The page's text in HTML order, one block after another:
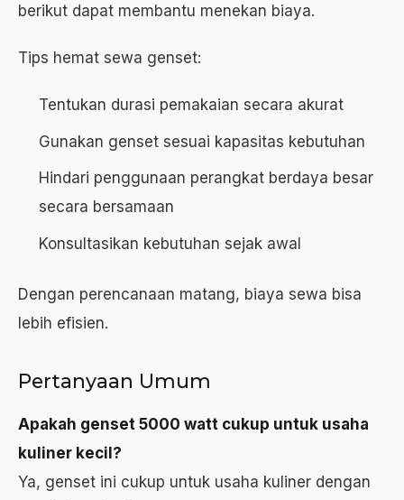
berikut dapat membantu menekan biaya.
Tips hemat sewa genset:
Tentukan durasi pemakaian secara akurat
Gunakan genset sesuai kapasitas kebutuhan
Hindari penggunaan perangkat berdaya besar
secara bersamaan
Konsultasikan kebutuhan sejak awal
Dengan perencanaan matang, biaya sewa bisa
lebih efisien.
Pertanyaan Umum
Apakah genset 5000 watt cukup untuk usaha
kuliner kecil?
Ya, genset ini cukup untuk usaha kuliner dengan